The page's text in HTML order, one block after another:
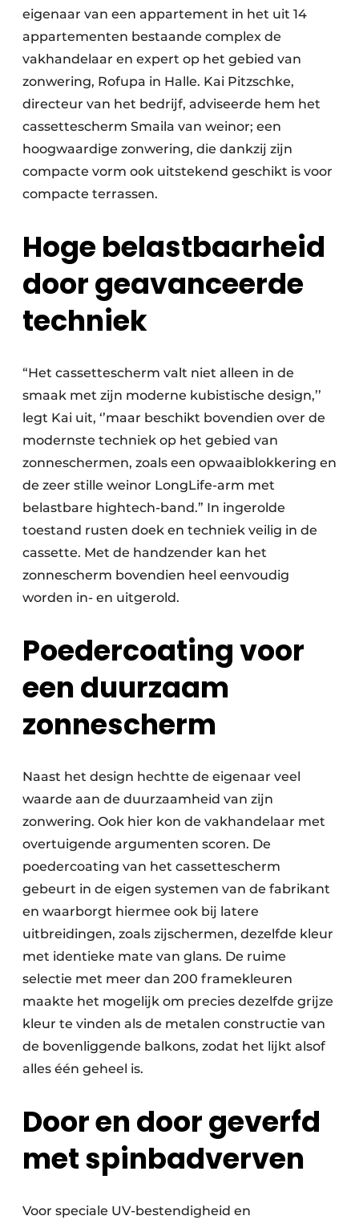
eigenaar van een appartement in het uit 14
appartementen bestaande complex de
vakhandelaar en expert op het gebied van
zonwering, Rofupa in Halle. Kai Pitzschke,
directeur van het bedrijf, adviseerde hem het
cassettescherm Smaila van weinor; een
hoogwaardige zonwering, die dankzij zijn
compacte vorm ook uitstekend geschikt is voor
compacte terrassen.
Hoge belastbaarheid
door geavanceerde
techniek
“Het cassettescherm valt niet alleen in de
smaak met zijn moderne kubistische design,’’
legt Kai uit, ‘’maar beschikt bovendien over de
modernste techniek op het gebied van
zonneschermen, zoals een opwaaiblokkering en
de zeer stille weinor LongLife-arm met
belastbare hightech-band.” In ingerolde
toestand rusten doek en techniek veilig in de
cassette. Met de handzender kan het
zonnescherm bovendien heel eenvoudig
worden in- en uitgerold.
Poedercoating voor
een duurzaam
zonnescherm
Naast het design hechtte de eigenaar veel
waarde aan de duurzaamheid van zijn
zonwering. Ook hier kon de vakhandelaar met
overtuigende argumenten scoren. De
poedercoating van het cassettescherm
gebeurt in de eigen systemen van de fabrikant
en waarborgt hiermee ook bij latere
uitbreidingen, zoals zijschermen, dezelfde kleur
met identieke mate van glans. De ruime
selectie met meer dan 200 framekleuren
maakte het mogelijk om precies dezelfde grijze
kleur te vinden als de metalen constructie van
de bovenliggende balkons, zodat het lijkt alsof
alles één geheel is.
Door en door geverfd
met spinbadverven
Voor speciale UV-bestendigheid en